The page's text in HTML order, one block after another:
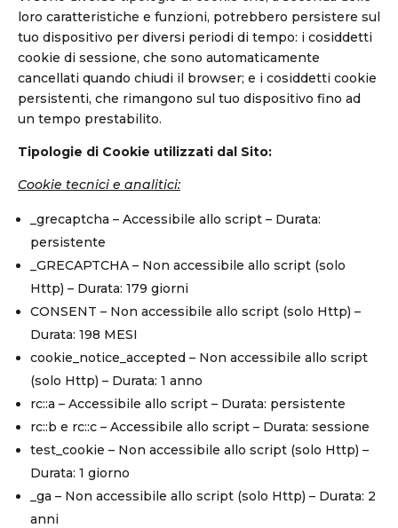
loro caratteristiche e funzioni, potrebbero persistere sul
tuo dispositivo per diversi periodi di tempo: i cosiddetti
cookie di sessione, che sono automaticamente
cancellati quando chiudi il browser; e i cosiddetti cookie
persistenti, che rimangono sul tuo dispositivo fino ad
un tempo prestabilito.
Tipologie di Cookie utilizzati dal Sito:
Cookie tecnici e analitici:
_grecaptcha – Accessibile allo script – Durata:
persistente
_GRECAPTCHA – Non accessibile allo script (solo
Http) – Durata: 179 giorni
CONSENT – Non accessibile allo script (solo Http) –
Durata: 198 MESI
cookie_notice_accepted – Non accessibile allo script
(solo Http) – Durata: 1 anno
rc::a – Accessibile allo script – Durata: persistente
rc::b e rc::c – Accessibile allo script – Durata: sessione
test_cookie – Non accessibile allo script (solo Http) –
Durata: 1 giorno
_ga – Non accessibile allo script (solo Http) – Durata: 2
anni